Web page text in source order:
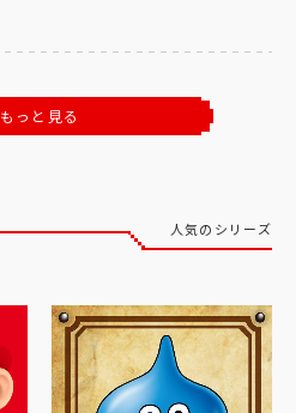
もっと見る
人気のシリーズ